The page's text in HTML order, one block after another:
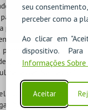
seu
perceber como a
Ao clicar em
dispositivo.
Informações Sobre
Aceitar
os seus
a saúde do Planeta
melhor, cuido
momentos de
a noção da
pois mente sã e
Namastê!"
Universidade de
Professora de Yoga